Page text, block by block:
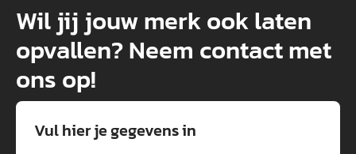
Wil jij jouw merk ook laten
opvallen? Neem contact met
ons op!
Vul hier je gegevens in